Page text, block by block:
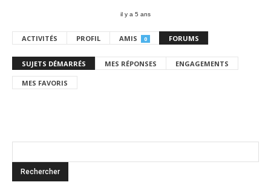
il y a 5 ans
ACTIVITÉS PROFIL AMIS 0 FORUMS
SUJETS DÉMARRÉS MES RÉPONSES ENGAGEMENTS
MES FAVORIS